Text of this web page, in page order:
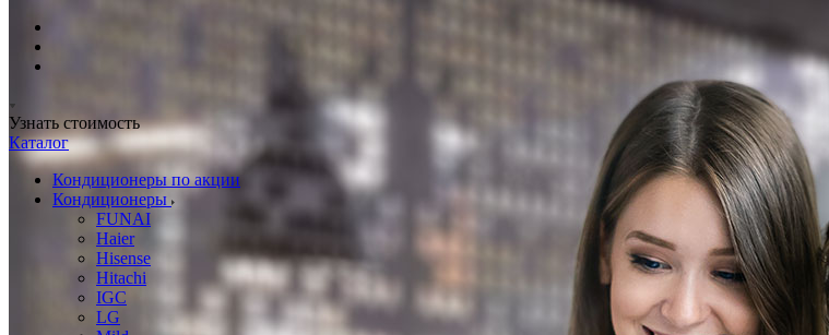
Узнать стоимость
Каталог
Кондиционеры по акции
Кондиционеры
FUNAI
Haier
Hisense
Hitachi
IGC
LG